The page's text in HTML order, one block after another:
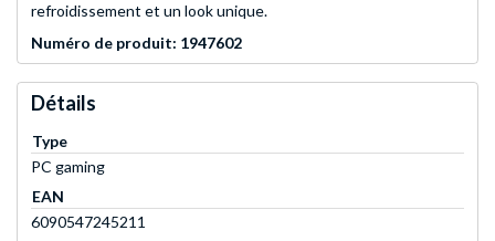
refroidissement et un look unique.
Numéro de produit: 1947602
Détails
Type
PC gaming
EAN
6090547245211